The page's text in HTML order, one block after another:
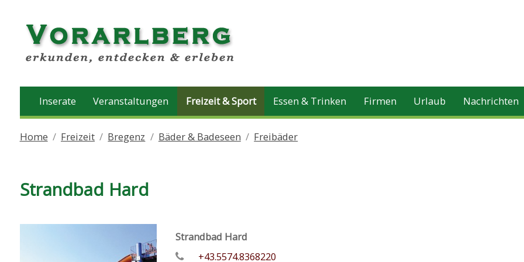
Inserate Veranstaltungen Freizeit & Sport Essen & Trinken Firmen Urlaub Nachrichten
Home Freizeit Bregenz Bäder & Badeseen Freibäder
Strandbad Hard
Strandbad Hard
+43.5574.8368220